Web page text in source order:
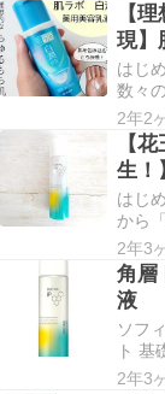
【
現】
液」
使用
はじ
数々
「肌
トラ
しみ
から
「リ
ど効
上々
2年2
【
生！
トリ
をレ
はじ
から
液」
角層
うる
ん詰
で購
話題
ィー…
2年3
角層
液
ソフ
ト 基
た。
2年3